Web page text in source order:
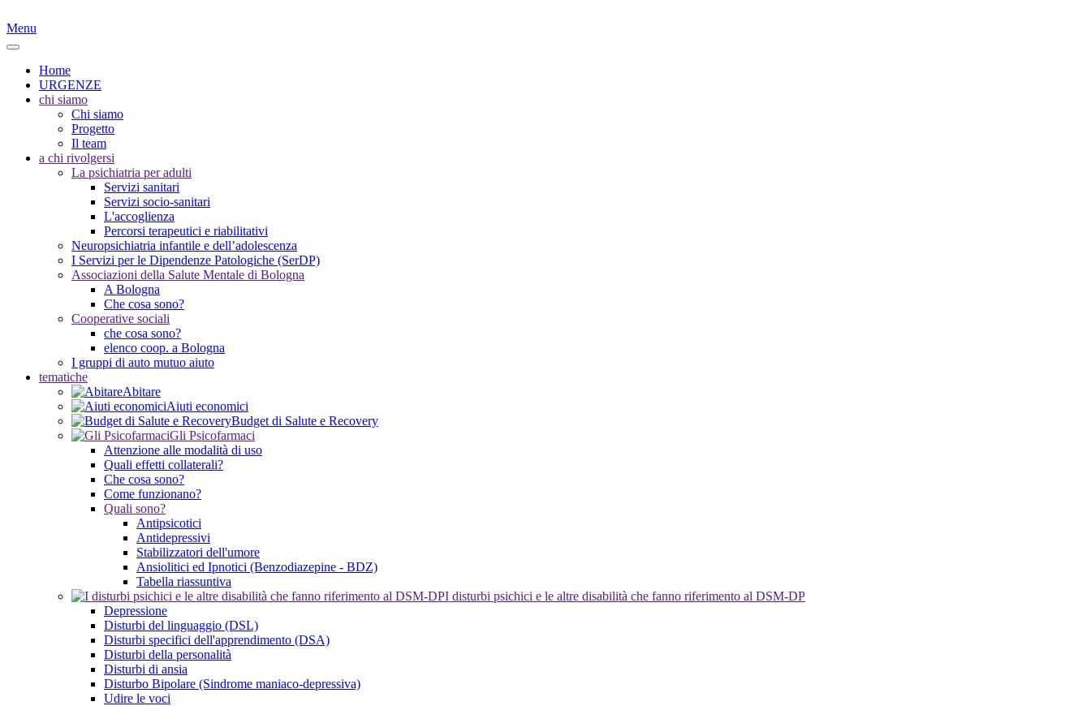
Menu
Home
URGENZE
chi siamo
Chi siamo
Progetto
Il team
a chi rivolgersi
La psichiatria per adulti
Servizi sanitari
Servizi socio-sanitari
L'accoglienza
Percorsi terapeutici e riabilitativi
Neuropsichiatria infantile e dell’adolescenza
I Servizi per le Dipendenze Patologiche (SerDP)
Associazioni della Salute Mentale di Bologna
A Bologna
Che cosa sono?
Cooperative sociali
che cosa sono?
elenco coop. a Bologna
I gruppi di auto mutuo aiuto
tematiche
Abitare
Aiuti economici
Budget di Salute e Recovery
Gli Psicofarmaci
Attenzione alle modalità di uso
Quali effetti collaterali?
Che cosa sono?
Come funzionano?
Quali sono?
Antipsicotici
Antidepressivi
Stabilizzatori dell'umore
Ansiolitici ed Ipnotici (Benzodiazepine - BDZ)
Tabella riassuntiva
I disturbi psichici e le altre disabilità che fanno riferimento al DSM-DP
Depressione
Disturbi del linguaggio (DSL)
Disturbi specifici dell'apprendimento (DSA)
Disturbi della personalità
Disturbi di ansia
Disturbo Bipolare (Sindrome maniaco-depressiva)
Udire le voci